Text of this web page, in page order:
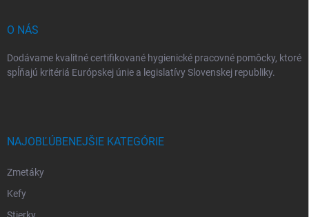
O NÁS
Dodávame kvalitné certifikované hygienické pracovné pomôcky, ktoré
spĺňajú kritériá Európskej únie a legislatívy Slovenskej republiky.
NAJOBĽÚBENEJŠIE KATEGÓRIE
Zmetáky
Kefy